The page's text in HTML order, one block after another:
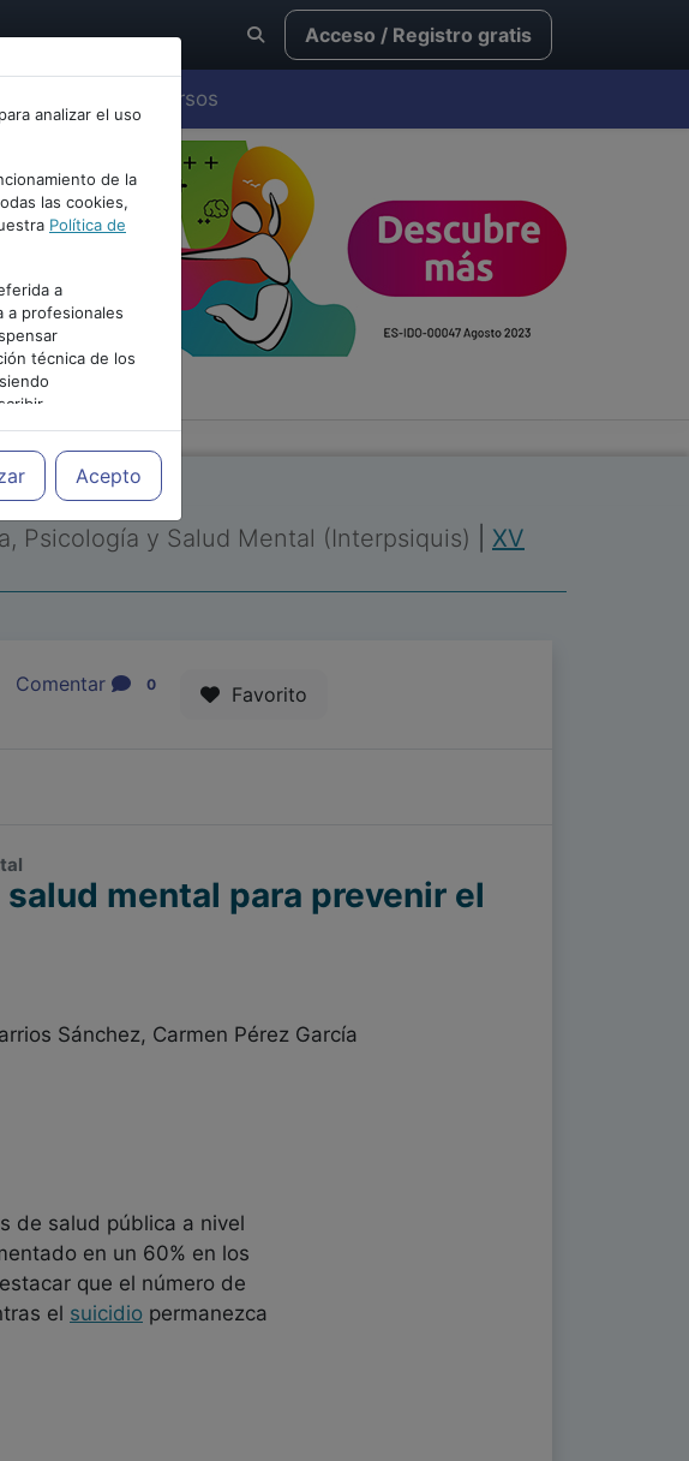
Acceso / Registro gratis
Cursos
analizar el uso
de la
las cookies,
Política de
a
a profesionales
técnica de los
más
Acepto
Psicología y Salud Mental (Interpsiquis)
XV
Comentar 0 Favorito
mental para prevenir el
Sánchez, Carmen Pérez García
de salud pública a nivel
en un 60% en los
que el número de
el suicidio permanezca